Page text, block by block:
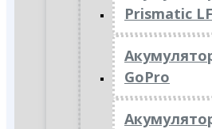
Prismatic
GoPro